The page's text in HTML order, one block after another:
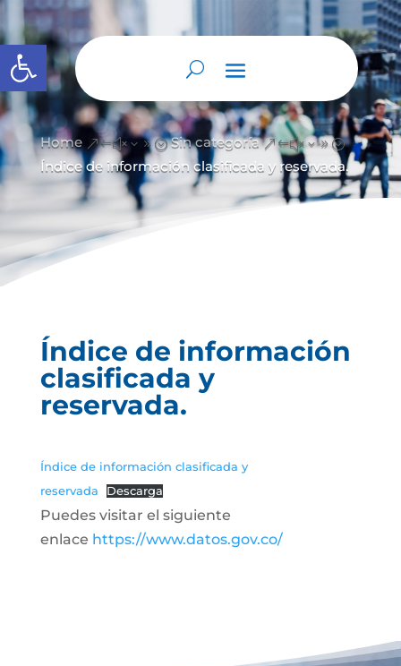
Abrir barra de herramientas
Home &#x39; Sin categoría &#x39;
Índice de información clasificada y reservada.
Índice de información
clasificada y
reservada.
Índice de información clasificada y
reservada
Descarga
Puedes visitar el siguiente
enlace https://www.datos.gov.co/